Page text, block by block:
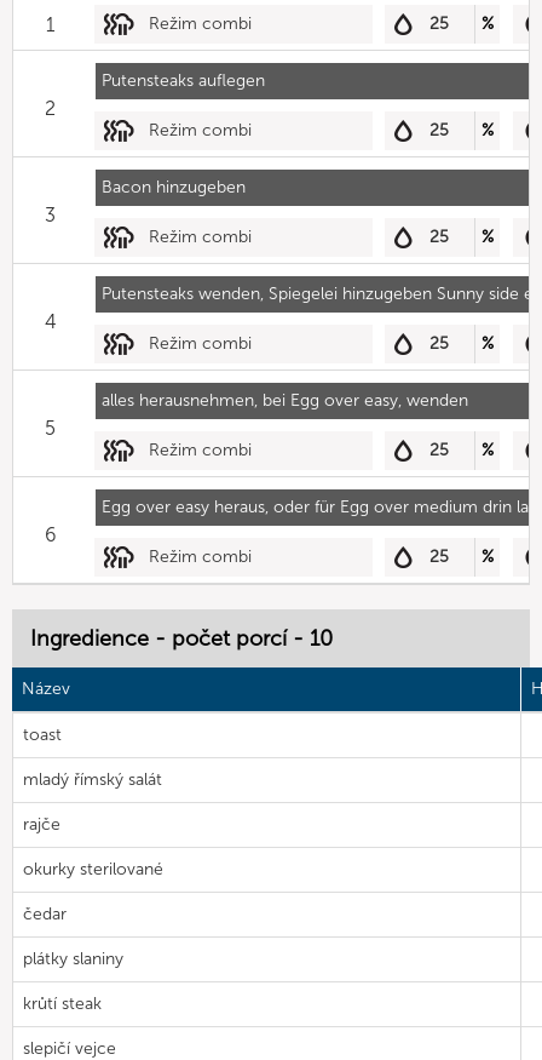
1 Režim combi 25 %
Putensteaks auflegen
2
Režim combi 25 %
Bacon hinzugeben
3
Režim combi 25 %
Putensteaks wenden, Spiegelei hinzugeben Sunny side
4
Režim combi 25 %
alles herausnehmen, bei Egg over easy, wenden
5
Režim combi 25 %
Egg over easy heraus, oder für Egg over medium drin
6
Režim combi 25 %
Ingredience - počet porcí - 10
Název
toast
mladý římský salát
rajče
okurky sterilované
čedar
plátky slaniny
krůtí steak
slepičí vejce